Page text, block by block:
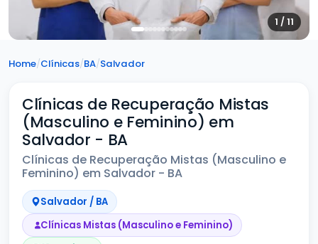
1 / 11
Home/Clínicas/BA/Salvador
Clínicas de Recuperação Mistas
(Masculino e Feminino) em
Salvador - BA
Clínicas de Recuperação Mistas (Masculino e
Feminino) em Salvador - BA
Salvador / BA
Clínicas Mistas (Masculino e Feminino)